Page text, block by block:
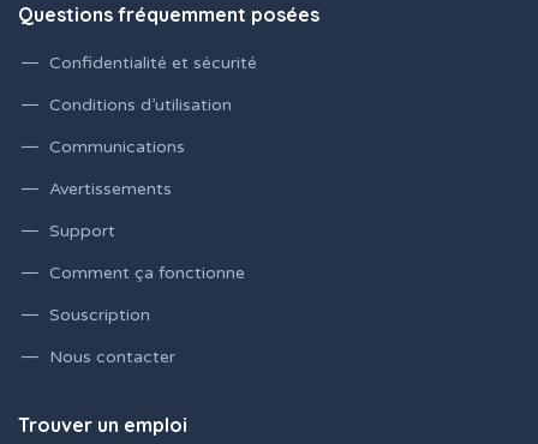
Questions fréquemment posées
Confidentialité et sécurité
Conditions d’utilisation
Communications
Avertissements
Support
Comment ça fonctionne
Souscription
Nous contacter
Trouver un emploi